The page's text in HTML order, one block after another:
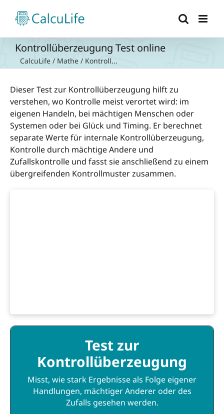
Inhalt
springen
Kontrollüberzeugung Test online
CalcuLife / Mathe / Kontroll...
Dieser Test zur Kontrollüberzeugung hilft zu
verstehen, wo Kontrolle meist verortet wird: im
eigenen Handeln, bei mächtigen Menschen oder
Systemen oder bei Glück und Timing. Er berechnet
separate Werte für internale Kontrollüberzeugung,
Kontrolle durch mächtige Andere und
Zufallskontrolle und fasst sie anschließend zu einem
übergreifenden Kontrollmuster zusammen.
Test zur
Kontrollüberzeugung
Misst, wie stark Ergebnisse als Folge eigener
Handlungen, mächtiger Anderer oder des
Zufalls gesehen werden.